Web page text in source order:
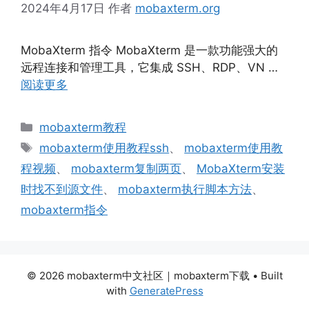
2024年4月17日 作者 mobaxterm.org
MobaXterm 指令 MobaXterm 是一款功能强大的
远程连接和管理工具，它集成 SSH、RDP、VN …
阅读更多
分
mobaxterm教程
标
签
mobaxterm使用教程ssh、 mobaxterm使用教
程视频、 mobaxterm复制两页、 MobaXterm安装
时找不到源文件、 mobaxterm执行脚本方法、
mobaxterm指令
© 2026 mobaxterm中文社区｜mobaxterm下载 • Built
with GeneratePress